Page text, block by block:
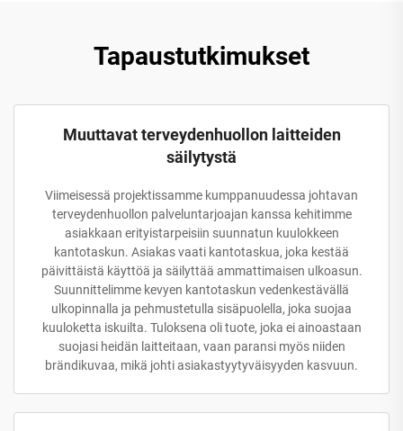
Tapaustutkimukset
Muuttavat terveydenhuollon laitteiden
säilytystä
Viimeisessä projektissamme kumppanuudessa johtavan
terveydenhuollon palveluntarjoajan kanssa kehitimme
asiakkaan erityistarpeisiin suunnatun kuulokkeen
kantotaskun. Asiakas vaati kantotaskua, joka kestää
päivittäistä käyttöä ja säilyttää ammattimaisen ulkoasun.
Suunnittelimme kevyen kantotaskun vedenkestävällä
ulkopinnalla ja pehmustetulla sisäpuolella, joka suojaa
kuuloketta iskuilta. Tuloksena oli tuote, joka ei ainoastaan
suojasi heidän laitteitaan, vaan paransi myös niiden
brändikuvaa, mikä johti asiakastyytyväisyyden kasvuun.